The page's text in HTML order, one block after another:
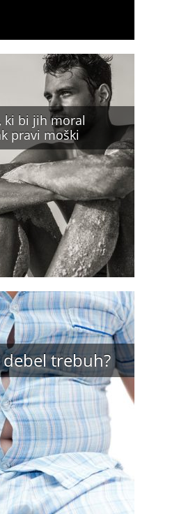
ki bi jih moral
pravi moški
trebuh?